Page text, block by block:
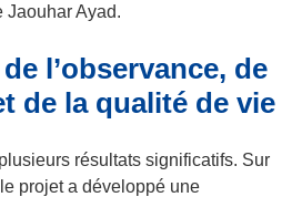
Jaouhar Ayad.
l’observance, de
de la qualité de vie
résultats significatifs. Sur
projet a développé une